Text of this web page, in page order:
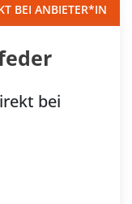
BEI ANBIETER*IN
bei